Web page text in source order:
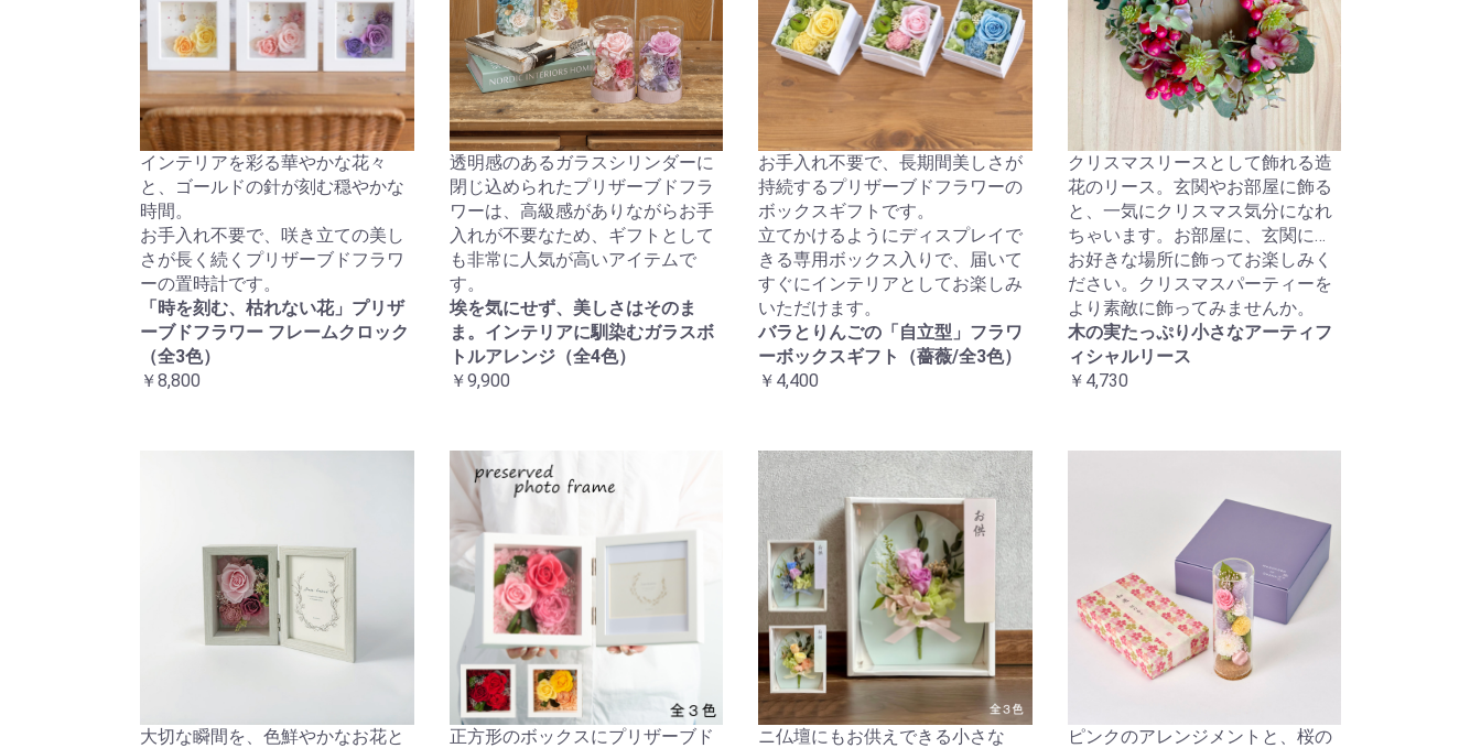
インテリアを彩る華やかな花々
と、ゴールドの針が刻む穏やかな
時間。
お手入れ不要で、咲き立ての美し
さが長く続くプリザーブドフラワ
ーの置時計です。
「時を刻む、枯れない花」プリザ
ーブドフラワー フレームクロック
（全3色）
￥8,800
透明感のあるガラスシリンダーに
閉じ込められたプリザーブドフラ
ワーは、高級感がありながらお手
入れが不要なため、ギフトとして
も非常に人気が高いアイテムで
す。
埃を気にせず、美しさはそのま
ま。インテリアに馴染むガラスボ
トルアレンジ（全4色）
￥9,900
お手入れ不要で、長期間美しさが
持続するプリザーブドフラワーの
ボックスギフトです。
立てかけるようにディスプレイで
きる専用ボックス入りで、届いて
すぐにインテリアとしてお楽しみ
いただけます。
バラとりんごの「自立型」フラワ
ーボックスギフト（薔薇/全3色）
￥4,400
クリスマスリースとして飾れる造
花のリース。玄関やお部屋に飾る
と、一気にクリスマス気分になれ
ちゃいます。お部屋に、玄関に…
お好きな場所に飾ってお楽しみく
ださい。クリスマスパーティーを
より素敵に飾ってみませんか。
木の実たっぷり小さなアーティフ
ィシャルリース
￥4,730
大切な瞬間を、色鮮やかなお花と
正方形のボックスにプリザーブド
ニ仏壇にもお供えできる小さな
ピンクのアレンジメントと、桜の